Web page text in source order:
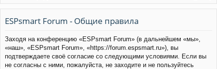
лк
и
м
ы
тр
ESPsmart Forum - Общие правила
Заходя на конференцию «ESPsmart Forum» (в дальнейшем «мы»,
«наш», «ESPsmart Forum», «https://forum.espsmart.ru»), вы
подтверждаете своё согласие со следующими условиями. Если вы
не согласны с ними, пожалуйста, не заходите и не пользуйтесь